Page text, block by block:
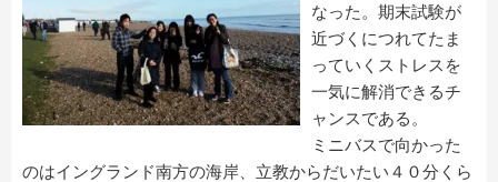
なった。期末試験が
近づくにつれてたま
っていくストレスを
一気に解消できるチ
ャンスである。
ミニバスで向かった
のはイングランド南方の海岸、立教からだいたい４０分くら